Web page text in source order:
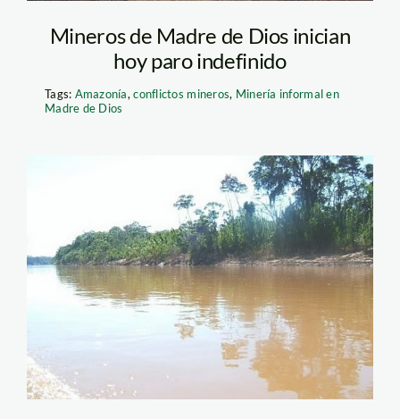
Mineros de Madre de Dios inician
hoy paro indefinido
Tags: Amazonía,conflictos mineros, Minería informal en
Madre de Dios
tambopata_sernanp